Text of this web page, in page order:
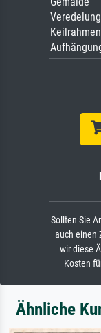
Veredelung
Keilrahmen
Sollten Sie
auch einen
wir diese
Kosten
Ähnliche